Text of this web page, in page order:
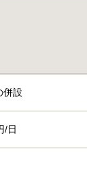
併設
/日